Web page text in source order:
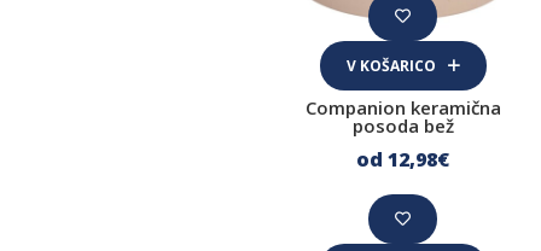
V KOŠARICO
Companion keramična
posoda bež
od 12,98€